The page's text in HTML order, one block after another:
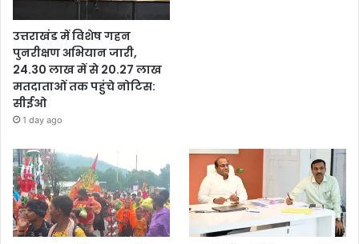
उत्तराखंड में विशेष गहन
पुनरीक्षण अभियान जारी,
24.30 लाख में से 20.27 लाख
मतदाताओं तक पहुंचे नोटिस:
सीईओ
1 day ago